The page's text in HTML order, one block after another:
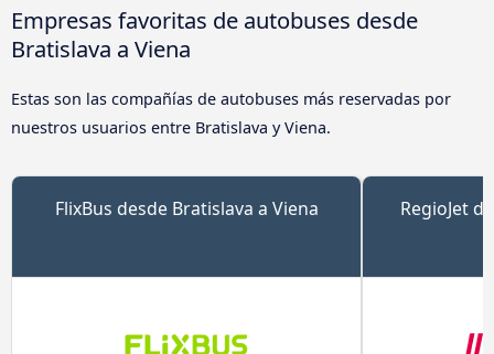
Empresas favoritas de autobuses desde
Bratislava a Viena
Estas son las compañías de autobuses más reservadas por
nuestros usuarios entre Bratislava y Viena.
FlixBus desde Bratislava a Viena RegioJet